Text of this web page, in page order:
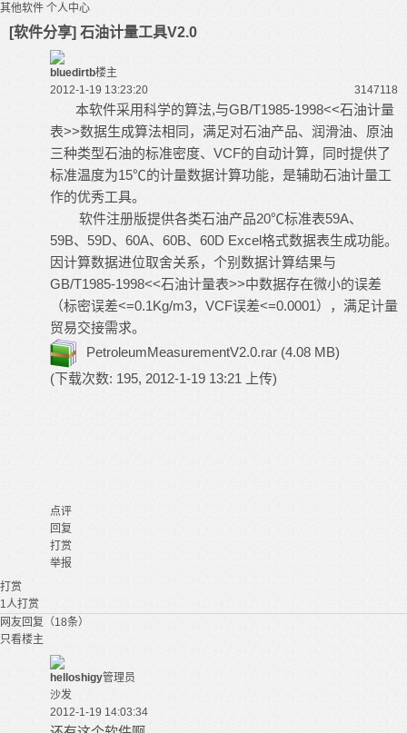
其他软件 个人中心
[软件分享] 石油计量工具V2.0
bluedirtb楼主
2012-1-19 13:23:20
3147118
本软件采用科学的算法,与GB/T1985-1998<<石油计量
表>>数据生成算法相同，满足对石油产品、润滑油、原油
三种类型石油的标准密度、VCF的自动计算，同时提供了
标准温度为15℃的计量数据计算功能，是辅助石油计量工
作的优秀工具。
软件注册版提供各类石油产品20℃标准表59A、
59B、59D、60A、60B、60D Excel格式数据表生成功能。
因计算数据进位取舍关系，个别数据计算结果与
GB/T1985-1998<<石油计量表>>中数据存在微小的误差
（标密误差<=0.1Kg/m3，VCF误差<=0.0001），满足计量
贸易交接需求。
PetroleumMeasurementV2.0.rar (4.08 MB)
(下载次数: 195, 2012-1-19 13:21 上传)
点评
回复
打赏
举报
打赏
1人打赏
网友回复（18条）
只看楼主
helloshigy管理员
沙发
2012-1-19 14:03:34